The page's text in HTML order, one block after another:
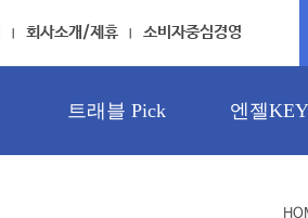
회사소개/제휴 소비자중심경영
트래블 Pick 엔젤